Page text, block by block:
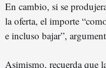
En cambio, si se
la oferta, el importe
e incluso bajar”,
Asimismo, recuerda que